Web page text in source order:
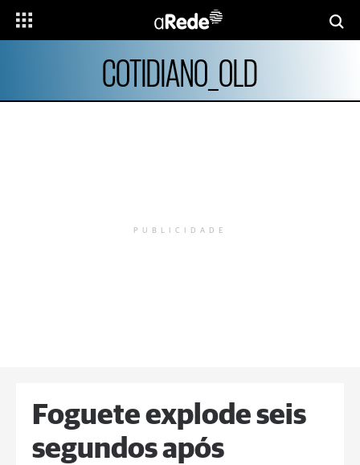
COTIDIANO_OLD
PUBLICIDADE
Foguete explode seis
segundos após